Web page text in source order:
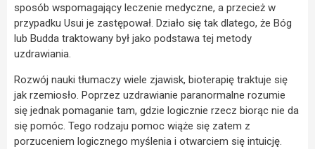
sposób wspomagający leczenie medyczne, a przecież w
przypadku Usui je zastępował. Działo się tak dlatego, że Bóg
lub Budda traktowany był jako podstawa tej metody
uzdrawiania.
Rozwój nauki tłumaczy wiele zjawisk, bioterapię traktuje się
jak rzemiosło. Poprzez uzdrawianie paranormalne rozumie
się jednak pomaganie tam, gdzie logicznie rzecz biorąc nie da
się pomóc. Tego rodzaju pomoc wiąże się zatem z
porzuceniem logicznego myślenia i otwarciem się intuicję.